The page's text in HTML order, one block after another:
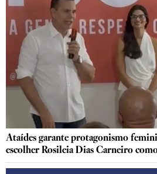
Ataídes garante protagonismo
escolher Rosileia Dias Carneiro